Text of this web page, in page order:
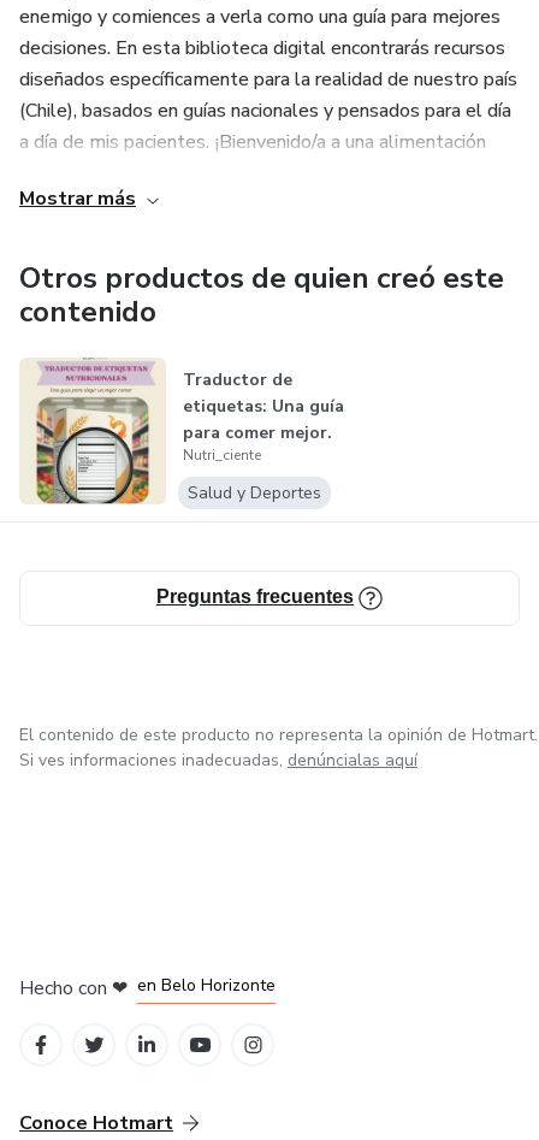
enemigo y comiences a verla como una guía para mejores
decisiones. En esta biblioteca digital encontrarás recursos
diseñados específicamente para la realidad de nuestro país
(Chile), basados en guías nacionales y pensados para el día
a día de mis pacientes. ¡Bienvenido/a a una alimentación
Mostrar más
Otros productos de quien creó este
contenido
Traductor de
etiquetas: Una guía
para comer mejor.
Nutri_ciente
Salud y Deportes
Preguntas frecuentes
El contenido de este producto no representa la opinión de Hotmart.
Si ves informaciones inadecuadas, denúncialas aquí
Hecho con ❤ en Belo Horizonte
Conoce Hotmart